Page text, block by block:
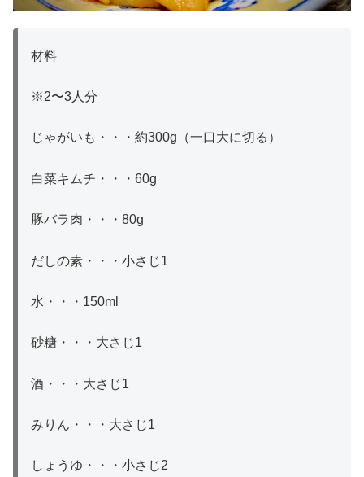
材料
※2〜3人分
じゃがいも・・・約300g（一口大に切る）
白菜キムチ・・・60g
豚バラ肉・・・80g
だしの素・・・小さじ1
水・・・150ml
砂糖・・・大さじ1
酒・・・大さじ1
みりん・・・大さじ1
しょうゆ・・・小さじ2